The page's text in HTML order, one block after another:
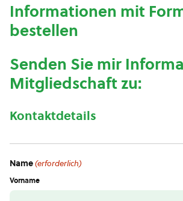
Informationen mit
bestellen
Senden Sie mir
Mitgliedschaft zu:
Kontaktdetails
Name(erforderlich)
Vorname